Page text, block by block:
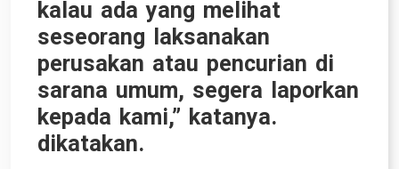
kalau ada yang melihat
seseorang laksanakan
perusakan atau pencurian di
sarana umum, segera laporkan
kepada kami,” katanya.
dikatakan.